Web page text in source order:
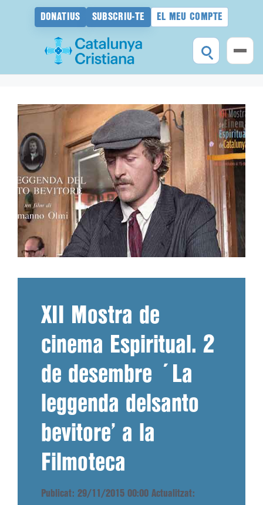
DONATIUS SUBSCRIU-TE EL MEU COMPTE
contingut
XII Mostra de
cinema Espiritual. 2
de desembre ´La
leggenda delsanto
bevitore’ a la
Filmoteca
Publicat: 29/11/2015 00:00 Actualitzat: